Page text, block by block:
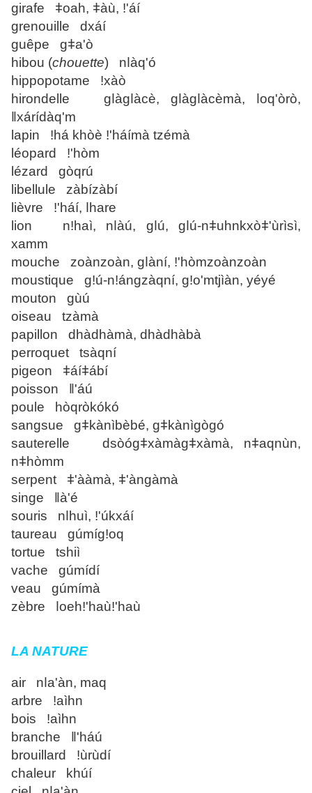
girafe ǂoah, ǂàù, ǃ'áí
grenouille dxáí
guêpe gǂa'ò
hibou (chouette) nǀàq'ó
hippopotame ǃxàò
hirondelle gǀàgǀàcè, gǀàgǀàcèmà, ǀoq'òrò,
ǁxárídàq'm
lapin ǃhá khòè ǃ'háímà tzémà
léopard ǃ'hòm
lézard gòqrú
libellule zàbízàbí
lièvre ǃ'háí, ǀhare
lion nǃhaì, nǀàú, gǀú, gǀú-nǂuhnkxòǂ'ùrìsì,
xamm
mouche zoànzoàn, gǀàní, ǃ'hòmzoànzoàn
moustique gǃú-nǃángzàqní, gǃo'mtjìàn, yéyé
mouton gùú
oiseau tzàmà
papillon dhàdhàmà, dhàdhàbà
perroquet tsàqní
pigeon ǂáíǂábí
poisson ǁ'áú
poule hòqròkókó
sangsue gǂkànìbèbé, gǂkànìgògó
sauterelle dsòógǂxàmàgǂxàmà, nǂaqnùn,
nǂhòmm
serpent ǂ'ààmà, ǂ'àngàmà
singe ǁà'é
souris nǀhuì, ǃ'úkxáí
taureau gúmígǃoq
tortue tshiì
vache gúmídí
veau gúmímà
zèbre ǀoehǃ'haùǃ'haù
LA NATURE
air nǀa'àn, maq
arbre ǃaìhn
bois ǃaìhn
branche ǁ'háú
brouillard ǃùrùdí
chaleur khúí